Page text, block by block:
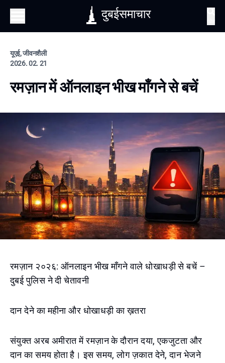
दुबईसमाचार
यूएई, जीवनशैली
2026. 02. 21
रमज़ान में ऑनलाइन भीख माँगने से बचें
रमज़ान २०२६: ऑनलाइन भीख माँगने वाले धोखाधड़ी से बचें –
दुबई पुलिस ने दी चेतावनी
दान देने का महीना और धोखाधड़ी का ख़तरा
संयुक्त अरब अमीरात में रमज़ान के दौरान दया, एकजुटता और
दान का समय होता है। इस समय, लोग ज़कात देने, दान भेजने